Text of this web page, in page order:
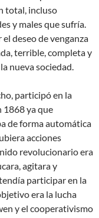
total, incluso
y males que sufría.
deseo de venganza
terrible, completa y
nueva sociedad.
participó en la
1868 ya que
de forma automática
acciones
revolucionario era
agitara y
participar en la
era la lucha
y el cooperativismo